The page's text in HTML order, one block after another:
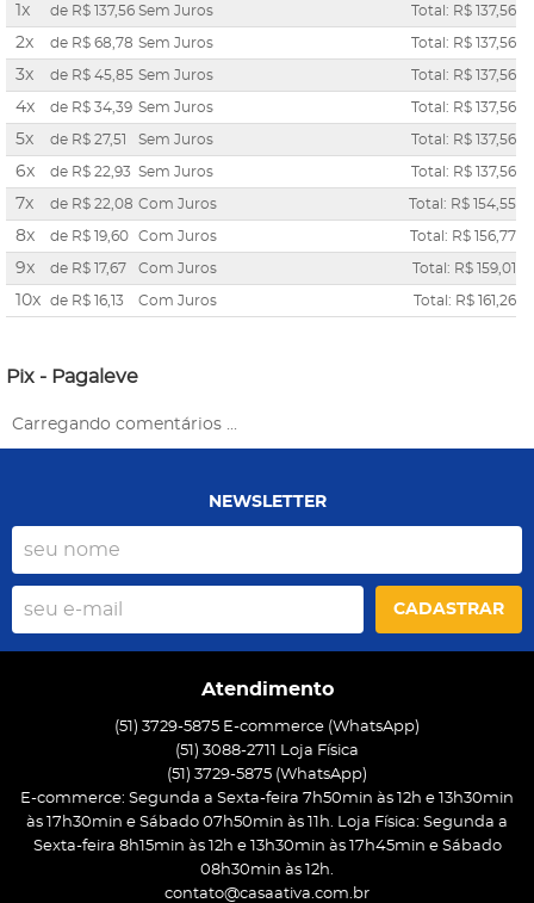
1x de R$ 137,56 Sem Juros Total: R$ 137,56
2x de R$ 68,78 Sem Juros Total: R$ 137,56
3x de R$ 45,85 Sem Juros Total: R$ 137,56
4x de R$ 34,39 Sem Juros Total: R$ 137,56
5x de R$ 27,51 Sem Juros Total: R$ 137,56
6x de R$ 22,93 Sem Juros Total: R$ 137,56
7x de R$ 22,08 Com Juros Total: R$ 154,55
8x de R$ 19,60 Com Juros Total: R$ 156,77
9x de R$ 17,67 Com Juros Total: R$ 159,01
10x de R$ 16,13 Com Juros Total: R$ 161,26
Pix - Pagaleve
Carregando comentários ...
NEWSLETTER
CADASTRAR
Atendimento
(51) 3729-5875 E-commerce (WhatsApp)
(51) 3088-2711 Loja Física
(51) 3729-5875 (WhatsApp)
E-commerce: Segunda a Sexta-feira 7h50min às 12h e 13h30min
às 17h30min e Sábado 07h50min às 11h. Loja Física: Segunda a
Sexta-feira 8h15min às 12h e 13h30min às 17h45min e Sábado
08h30min às 12h.
contato@casaativa.com.br